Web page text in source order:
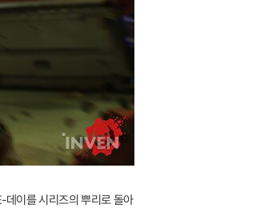
데이를 시리즈의 뿌리로 돌아